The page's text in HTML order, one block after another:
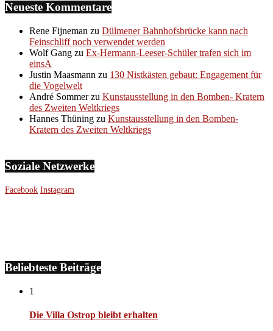
Neueste Kommentare
Rene Fijneman zu Dülmener Bahnhofsbrücke kann nach
Feinschliff noch verwendet werden
Wolf Gang zu Ex-Hermann-Leeser-Schüler trafen sich im
einsA
Justin Maasmann zu 130 Nistkästen gebaut: Engagement für
die Vogelwelt
André Sommerzu Kunstausstellung in den Bomben- Kratern
des Zweiten Weltkriegs
Hannes Thüning zu Kunstausstellung in den Bomben-
Kratern des Zweiten Weltkriegs
Soziale Netzwerke
Facebook Instagram
Beliebteste Beiträge
1
Die Villa Ostrop bleibt erhalten